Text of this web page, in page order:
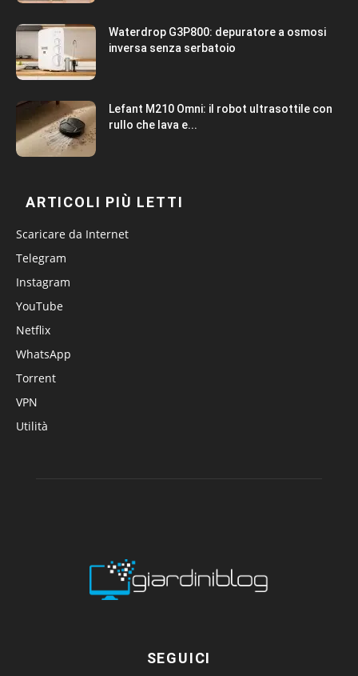
Waterdrop G3P800: depuratore a osmosi
inversa senza serbatoio
Lefant M210 Omni: il robot ultrasottile con
rullo che lava e...
ARTICOLI PIÙ LETTI
Scaricare da Internet
Telegram
Instagram
YouTube
Netflix
WhatsApp
Torrent
VPN
Utilità
SEGUICI